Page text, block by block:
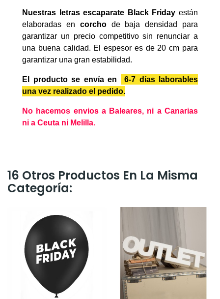
Nuestras letras escaparate Black Friday están
elaboradas en corchode baja densidad para
garantizar un precio competitivo sin renunciar a
una buena calidad. El espesor es de 20 cm para
garantizar una gran estabilidad.
El producto se envía en
6-7 días laborables
una vez realizado el pedido.
No hacemos envios a Baleares, ni a Canarias
ni a Ceuta ni Melilla.
16 Otros Productos En La Misma
Categoría: